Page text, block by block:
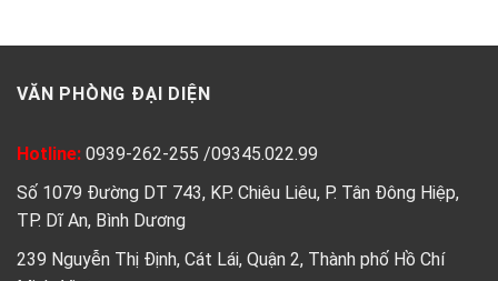
VĂN PHÒNG ĐẠI DIỆN
Hotline: 0939-262-255 /09345.022.99
Số 1079 Đường DT 743, KP. Chiêu Liêu, P. Tân Đông Hiệp,
TP. Dĩ An, Bình Dương
239 Nguyễn Thị Định, Cát Lái, Quận 2, Thành phố Hồ Chí